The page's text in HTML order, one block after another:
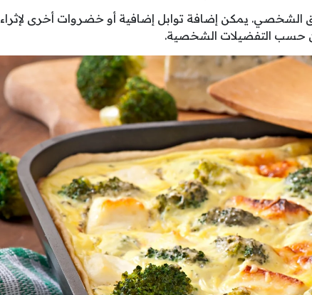
يمكن إضافة توابل إضافية أو خضروات أخرى لإثراء
حسب التفضيلات الشخصية.